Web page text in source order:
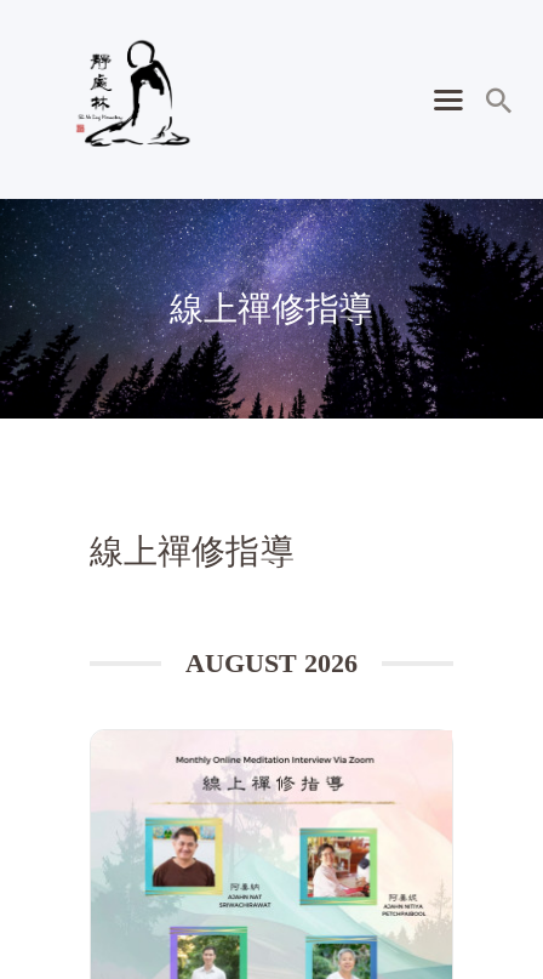
線上禪修指導
線上禪修指導
AUGUST 2026